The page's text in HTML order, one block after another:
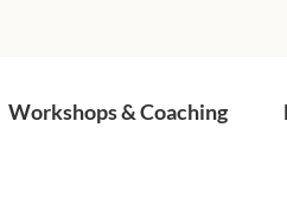
Workshops & Coaching